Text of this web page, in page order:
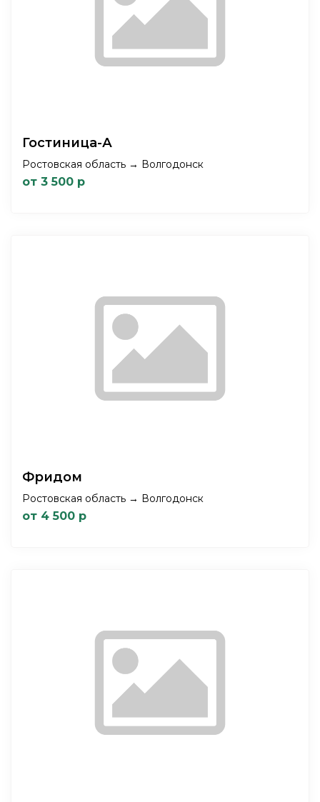
Гостиница-А
Ростовская область → Волгодонск
от 3 500 р
Фридом
Ростовская область → Волгодонск
от 4 500 р